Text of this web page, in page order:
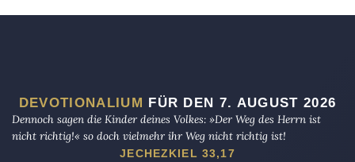
DEVOTIONALIUM FÜR DEN 7. AUGUST 2026
Dennoch sagen die Kinder deines Volkes: »Der Weg des Herrn ist
nicht richtig!« so doch vielmehr ihr Weg nicht richtig ist!
JECHEZKIEL 33,17